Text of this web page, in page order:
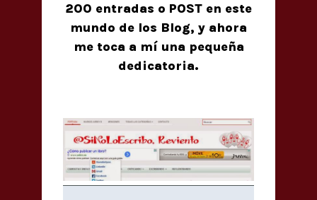
200 entradas o POST en este
mundo de los Blog, y ahora
me toca a mí una pequeña
dedicatoria.